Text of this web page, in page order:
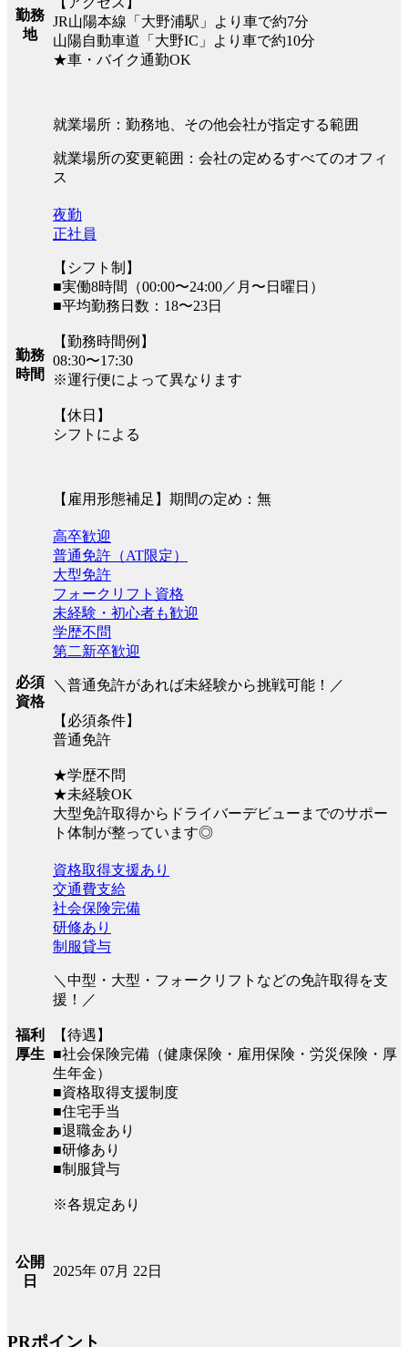
勤務
地
JR山陽本線「大野浦駅」より車で約7分
山陽自動車道「大野IC」より車で約10分
★車・バイク通勤OK
就業場所：勤務地、その他会社が指定する範囲
就業場所の変更範囲：会社の定めるすべてのオフィ
ス
勤務
時間
夜勤
正社員
【シフト制】
■実働8時間（00:00〜24:00／月〜日曜日）
■平均勤務日数：18〜23日
【勤務時間例】
08:30〜17:30
※運行便によって異なります
【休日】
シフトによる
【雇用形態補足】期間の定め：無
必須
資格
高卒歓迎
普通免許（AT限定）
大型免許
フォークリフト資格
未経験・初心者も歓迎
学歴不問
第二新卒歓迎
＼普通免許があれば未経験から挑戦可能！／
【必須条件】
普通免許
★学歴不問
★未経験OK
大型免許取得からドライバーデビューまでのサポー
ト体制が整っています◎
福利
厚生
資格取得支援あり
交通費支給
社会保険完備
研修あり
制服貸与
＼中型・大型・フォークリフトなどの免許取得を支
援！／
【待遇】
■社会保険完備（健康保険・雇用保険・労災保険・厚
生年金）
■資格取得支援制度
■住宅手当
■退職金あり
■研修あり
■制服貸与
※各規定あり
公開
日
2025年 07月 22日
PRポイント